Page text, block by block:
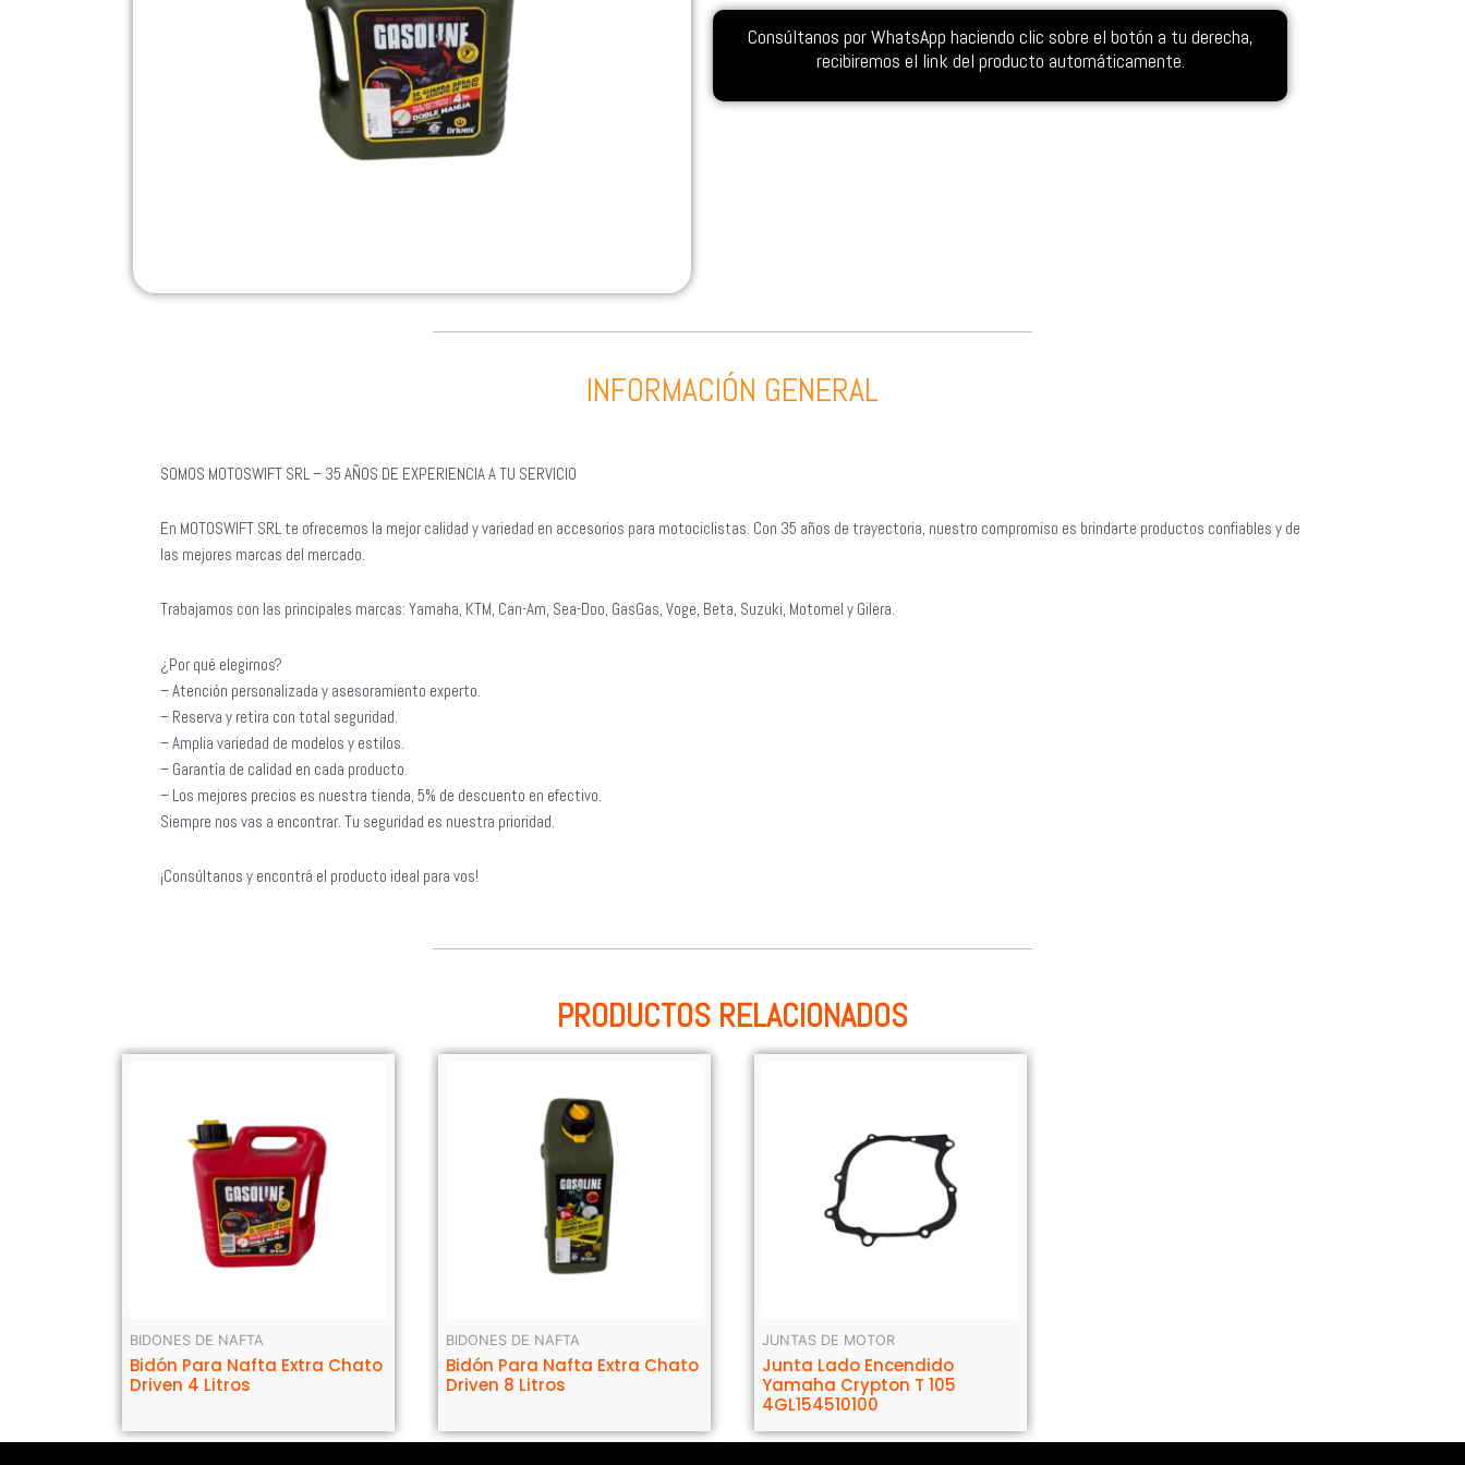
Consúltanos por WhatsApp haciendo clic sobre el botón a tu derecha,
recibiremos el link del producto automáticamente.
INFORMACIÓN GENERAL
SOMOS MOTOSWIFT SRL – 35 AÑOS DE EXPERIENCIA A TU SERVICIO
En MOTOSWIFT SRL te ofrecemos la mejor calidad y variedad en accesorios para motociclistas. Con 35 años de trayectoria, nuestro compromiso es brindarte productos confiables y de
las mejores marcas del mercado.
Trabajamos con las principales marcas: Yamaha, KTM, Can-Am, Sea-Doo, GasGas, Voge, Beta, Suzuki, Motomel y Gilera.
¿Por qué elegirnos?
– Atención personalizada y asesoramiento experto.
– Reserva y retira con total seguridad.
– Amplia variedad de modelos y estilos.
– Garantía de calidad en cada producto.
– Los mejores precios es nuestra tienda, 5% de descuento en efectivo.
Siempre nos vas a encontrar. Tu seguridad es nuestra prioridad.
¡Consúltanos y encontrá el producto ideal para vos!
PRODUCTOS RELACIONADOS
BIDONES DE NAFTA
Bidón Para Nafta Extra Chato
Driven 4 Litros
BIDONES DE NAFTA
Bidón Para Nafta Extra Chato
Driven 8 Litros
JUNTAS DE MOTOR
Junta Lado Encendido
Yamaha Crypton T 105
4GL154510100